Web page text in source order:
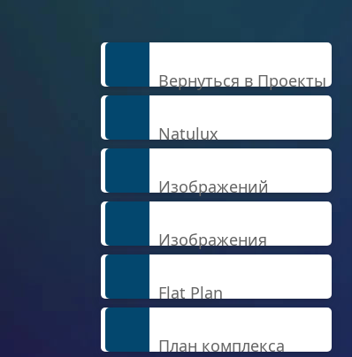
Вернуться в Проекты
Natulux
Изображений
Изображения
Flat Plan
План комплекса